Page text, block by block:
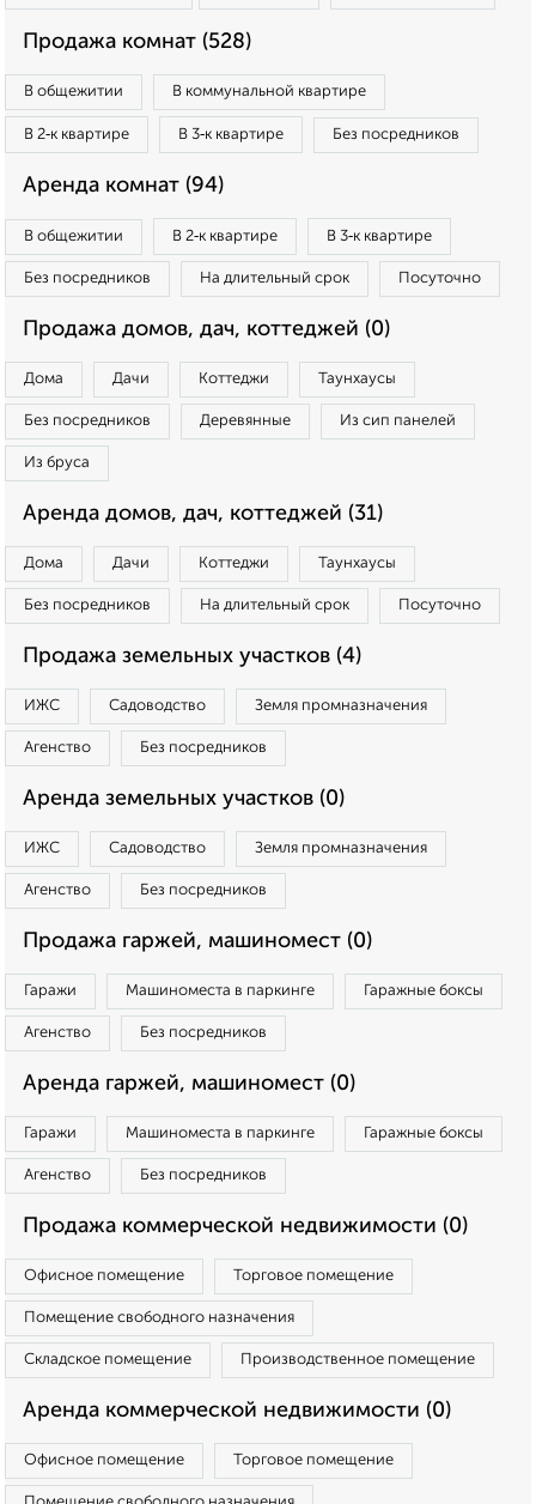
Продажа комнат (528)
В общежитии В коммунальной квартире
В 2‑к квартире В 3‑к квартире Без посредников
Аренда комнат (94)
В общежитии В 2‑к квартире В 3‑к квартире
Без посредников На длительный срок Посуточно
Продажа домов, дач, коттеджей (0)
Дома Дачи Коттеджи Таунхаусы
Без посредников Деревянные Из сип панелей
Из бруса
Аренда домов, дач, коттеджей (31)
Дома Дачи Коттеджи Таунхаусы
Без посредников На длительный срок Посуточно
Продажа земельных участков (4)
ИЖС Садоводство Земля промназначения
Агенство Без посредников
Аренда земельных участков (0)
ИЖС Садоводство Земля промназначения
Агенство Без посредников
Продажа гаржей, машиномест (0)
Гаражи Машиноместа в паркинге Гаражные боксы
Агенство Без посредников
Аренда гаржей, машиномест (0)
Гаражи Машиноместа в паркинге Гаражные боксы
Агенство Без посредников
Продажа коммерческой недвижимости (0)
Офисное помещение Торговое помещение
Помещение свободного назначения
Складское помещение Производственное помещение
Аренда коммерческой недвижимости (0)
Офисное помещение Торговое помещение